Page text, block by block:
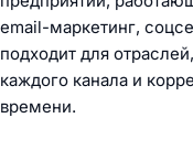
email-маркетинг,
подходит для
каждого канала и
времени.